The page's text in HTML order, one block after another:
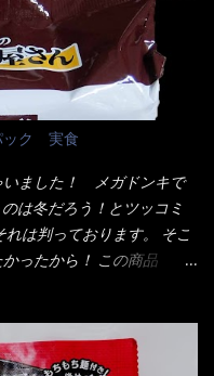
味油脂)／加工でん粉、調味
メル色素、リン酸塩
剤(ビタミンE)、クチナシ
B2、ビタミンB1、香辛料
さば ・大豆・豚肉・やま
、緑のたぬきの方が蒲鉾が
れとカロチン色素・・・
でないか？？ ■カロリー
漢だ。 その後の獄激辛カ
味噌はカップに敢えて辛
ベル5！ 日清としては最上
も食べてはいるけど、1年
ら記憶力が、どうのこう
クトに欠けている商品と
なんてありゃしない！ カ
ぐだけで出来る！それが
から粉末スープの具も全
縦型Bigカップだと、スー
が起こり、表層が泡立っ
カップ丼型です。 こちら
ック 実食
いました！ メガドンキで
は冬だろう！とツッコミ
は判っております。 そこ
ったから！ この商品
遅い） リニューアル前の
カップ麺の方が話題性も